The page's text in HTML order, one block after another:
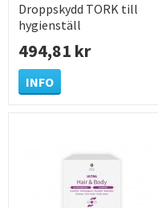
Droppskydd TORK till
hygienställ
494,81 kr
INFO